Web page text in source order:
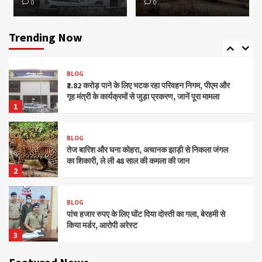
0
0
Trending Now
5
BLOG
1
BLOG
₹2.82 करोड़ पाने के लिए भटक रहा परिवहन निगम, पीएम और
गृह मंत्री के कार्यक्रमों से जुड़ा प्रकरण, जानें पूरा मामला
2
BLOG
तेज बारिश और घना कोहरा, अचानक झाड़ी से निकला जंगल
का शिकारी, ले ली 48 साल की कमला की जान
3
BLOG
पांच हजार रुपए के लिए घोंट दिया दोस्ती का गला, बेरहमी से
किया मर्डर, आरोपी अरेस्ट